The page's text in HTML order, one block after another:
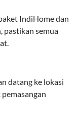
Paket
lengkap,
yang
adalah Paket
30 GB, Anda
keluarga
kuota.
IndiHome dan
pastikan semua
datang ke lokasi